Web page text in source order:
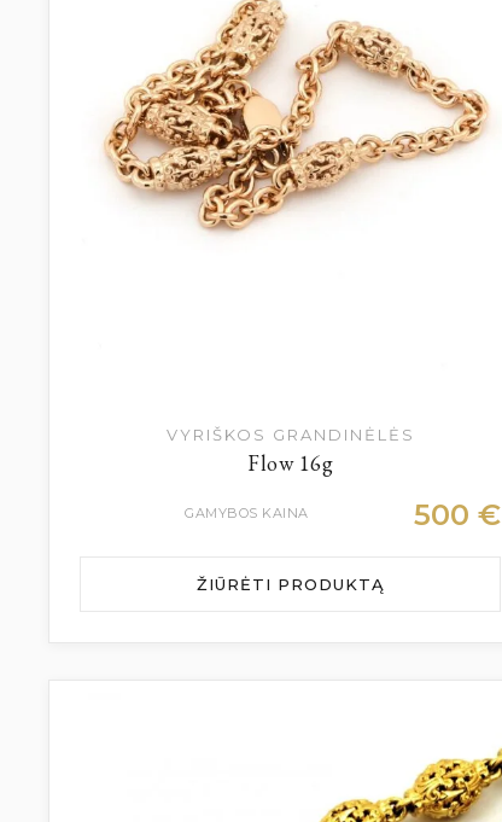
VYRIŠKOS GRANDINĖLĖS
Flow 16g
GAMYBOS KAINA 500€
ŽIŪRĖTI PRODUKTĄ